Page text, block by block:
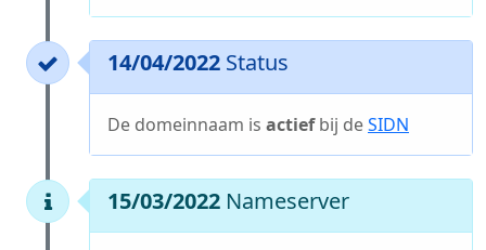
14/04/2022 Status
De domeinnaam is actiefbij deSIDN
15/03/2022 Nameserver